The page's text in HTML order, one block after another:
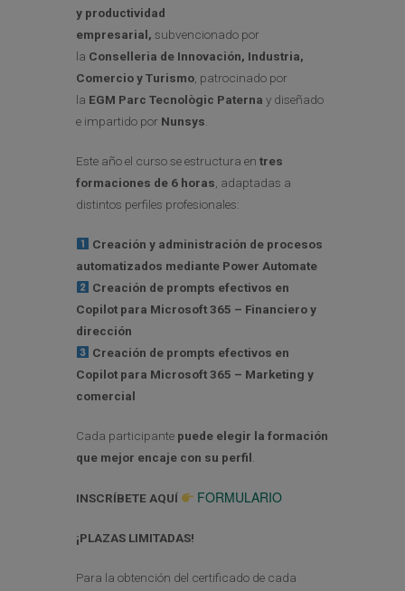
y productividad
empresarial, subvencionado por
la Conselleria de Innovación, Industria,
Comercio y Turismo , patrocinado por
la EGM Parc Tecnològic Paterna y diseñado
e impartido por Nunsys
Este año el curso se estructura en tres
formaciones de 6 horas , adaptadas a
distintos perfiles profesionales:
Creación y administración de procesos
automatizados mediante Power Automate
Creación de prompts efectivos en
Copilot para Microsoft 365 – Financiero y
dirección
Creación de prompts efectivos en
Copilot para Microsoft 365 – Marketing y
comercial
Cada participante puede elegir la formación
que mejor encaje con su perfil
INSCRÍBETE AQUÍ FORMULARIO
¡PLAZAS LIMITADAS!
Para la obtención del certificado de cada